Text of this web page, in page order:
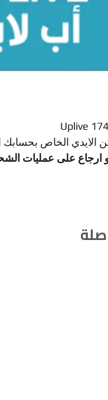
Uplive
الايدي الخاص
او ارجاع على عمليات